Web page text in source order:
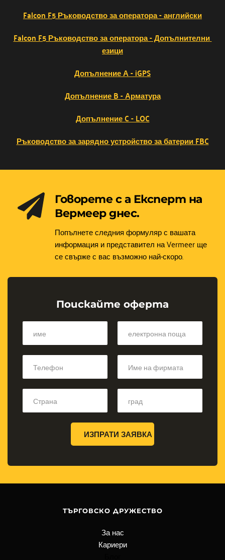
Falcon F5 Ръководство за оператора - английски
Falcon F5 Ръководство за оператора - Допълнителни
езици
Допълнение А - iGPS
Допълнение B - Арматура
Допълнение C - LOC
Ръководство за зарядно устройство за батерии FBC
Говорете с а Експерт на
Вермеер днес.
Попълнете следния формуляр с вашата
информация и представител на Vermeer ще
се свърже с вас възможно най-скоро.
Поискайте оферта
ИЗПРАТИ ЗАЯВКА
ТЪРГОВСКО ДРУЖЕСТВО
За нас
Кариери